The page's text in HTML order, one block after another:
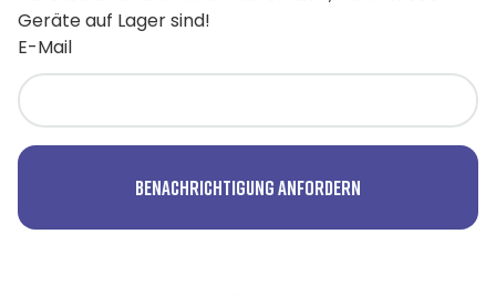
Geräte auf Lager sind!
E-Mail
Benachrichtigung anfordern